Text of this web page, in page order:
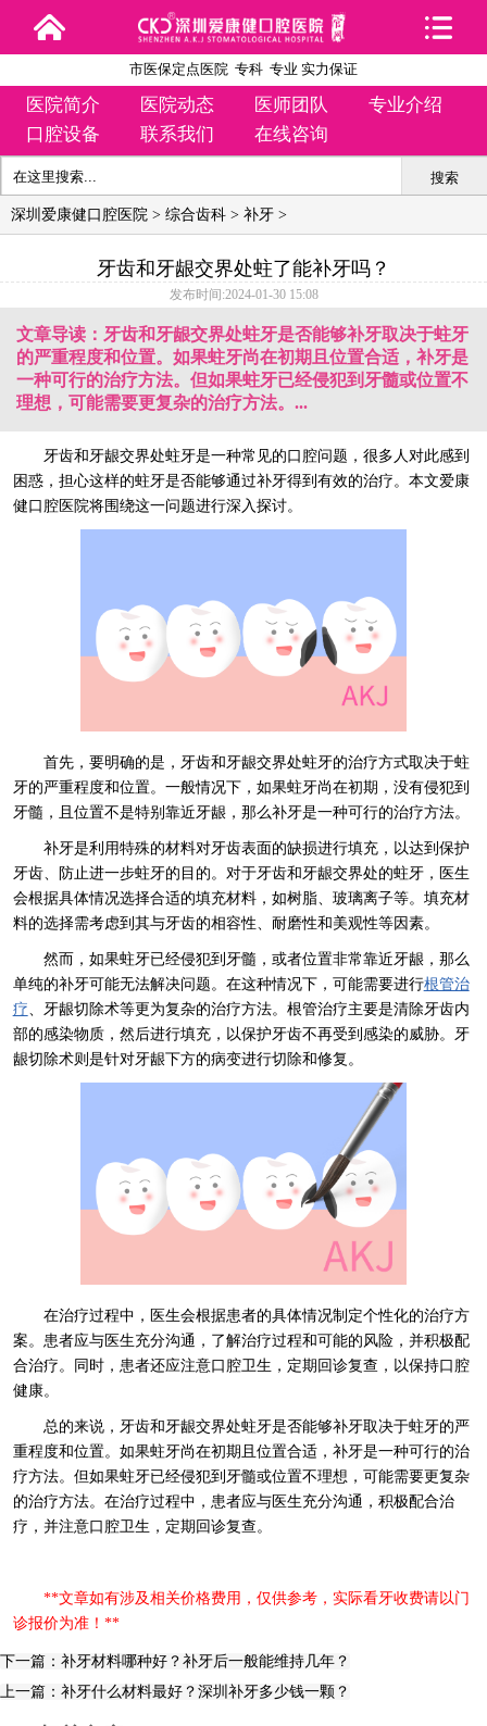
市医保定点医院 专科 专业 实力保证
医院简介 医院动态 医师团队
专业介绍
口腔设备
联系我们 在线咨询
搜索
深圳爱康健口腔医院 > 综合齿科 > 补牙 >
牙齿和牙龈交界处蛀了能补牙吗？
发布时间:2024-01-30 15:08
文章导读：牙齿和牙龈交界处蛀牙是否能够补牙取决于蛀牙
的严重程度和位置。如果蛀牙尚在初期且位置合适，补牙是
一种可行的治疗方法。但如果蛀牙已经侵犯到牙髓或位置不
理想，可能需要更复杂的治疗方法。...
牙齿和牙龈交界处蛀牙是一种常见的口腔问题，很多人对此感到
困惑，担心这样的蛀牙是否能够通过补牙得到有效的治疗。本文爱康
健口腔医院将围绕这一问题进行深入探讨。
首先，要明确的是，牙齿和牙龈交界处蛀牙的治疗方式取决于蛀
牙的严重程度和位置。一般情况下，如果蛀牙尚在初期，没有侵犯到
牙髓，且位置不是特别靠近牙龈，那么补牙是一种可行的治疗方法。
补牙是利用特殊的材料对牙齿表面的缺损进行填充，以达到保护
牙齿、防止进一步蛀牙的目的。对于牙齿和牙龈交界处的蛀牙，医生
会根据具体情况选择合适的填充材料，如树脂、玻璃离子等。填充材
料的选择需考虑到其与牙齿的相容性、耐磨性和美观性等因素。
然而，如果蛀牙已经侵犯到牙髓，或者位置非常靠近牙龈，那么
单纯的补牙可能无法解决问题。在这种情况下，可能需要进行根管治
疗、牙龈切除术等更为复杂的治疗方法。根管治疗主要是清除牙齿内
部的感染物质，然后进行填充，以保护牙齿不再受到感染的威胁。牙
龈切除术则是针对牙龈下方的病变进行切除和修复。
在治疗过程中，医生会根据患者的具体情况制定个性化的治疗方
案。患者应与医生充分沟通，了解治疗过程和可能的风险，并积极配
合治疗。同时，患者还应注意口腔卫生，定期回诊复查，以保持口腔
健康。
总的来说，牙齿和牙龈交界处蛀牙是否能够补牙取决于蛀牙的严
重程度和位置。如果蛀牙尚在初期且位置合适，补牙是一种可行的治
疗方法。但如果蛀牙已经侵犯到牙髓或位置不理想，可能需要更复杂
的治疗方法。在治疗过程中，患者应与医生充分沟通，积极配合治
疗，并注意口腔卫生，定期回诊复查。
**文章如有涉及相关价格费用，仅供参考，实际看牙收费请以门
诊报价为准！**
下一篇：补牙材料哪种好？补牙后一般能维持几年？
上一篇：补牙什么材料最好？深圳补牙多少钱一颗？